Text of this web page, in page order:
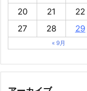
20
21 22
27
28 29
« 9月